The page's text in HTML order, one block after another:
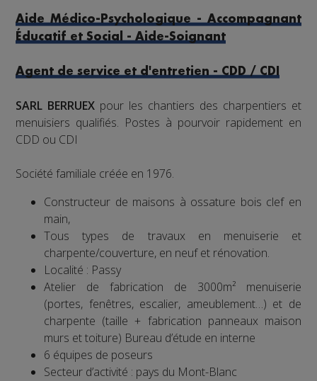
Aide Médico-Psychologique - Accompagnant
Éducatif et Social - Aide-Soignant
Agent de service et d'entretien - CDD / CDI
SARL BERRUEX pour les chantiers des charpentiers et
menuisiers qualifiés. Postes à pourvoir rapidement en
CDD ou CDI
Société familiale créée en 1976.
Constructeur de maisons à ossature bois clef en
main,
Tous types de travaux en menuiserie et
charpente/couverture, en neuf et rénovation.
Localité : Passy
Atelier de fabrication de 3000m² menuiserie
(portes, fenêtres, escalier, ameublement…) et de
charpente (taille + fabrication panneaux maison
murs et toiture) Bureau d’étude en interne
6 équipes de poseurs
Secteur d’activité : pays du Mont-Blanc